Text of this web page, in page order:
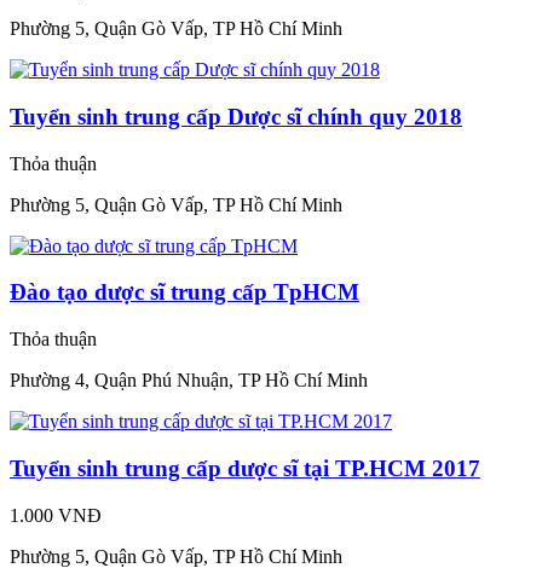
Phường 5, Quận Gò Vấp, TP Hồ Chí Minh
Tuyển sinh trung cấp Dược sĩ chính quy 2018
Thỏa thuận
Phường 5, Quận Gò Vấp, TP Hồ Chí Minh
Đào tạo dược sĩ trung cấp TpHCM
Thỏa thuận
Phường 4, Quận Phú Nhuận, TP Hồ Chí Minh
Tuyển sinh trung cấp dược sĩ tại TP.HCM 2017
1.000 VNĐ
Phường 5, Quận Gò Vấp, TP Hồ Chí Minh